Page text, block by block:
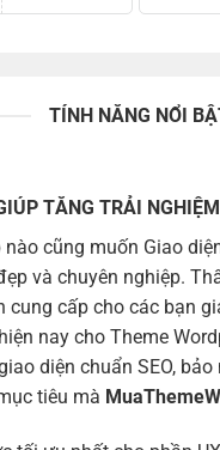
TÍNH NĂNG NỔI
TĂNG TRẢI
nào cũng muốn Giao
và chuyên nghiệp.
cung cấp cho các bạn
nay cho Theme
diện chuẩn SEO,
tiêu mà